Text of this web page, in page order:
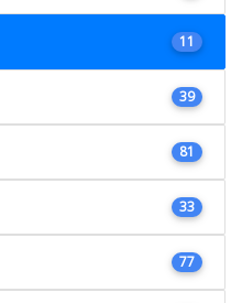
11
39
81
33
77